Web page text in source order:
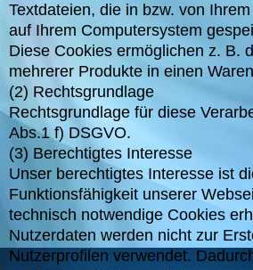
Textdateien, die in bzw. von
auf Ihrem Computersystem
Diese Cookies ermöglichen z. B.
mehrerer Produkte in einen
(2) Rechtsgrundlage
Rechtsgrundlage für diese
Abs.1 f) DSGVO.
(3) Berechtigtes Interesse
Unser berechtigtes Interesse ist
Funktionsfähigkeit unserer
technisch notwendige Cookies
Nutzerdaten werden nicht zur
Nutzerprofilen verwendet.